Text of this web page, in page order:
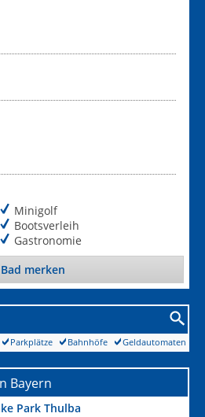
Minigolf
Bootsverleih
Gastronomie
Bad merken
Geldautomaten
Bahnhöfe
Parkplätze
Bayern
Park Thulba